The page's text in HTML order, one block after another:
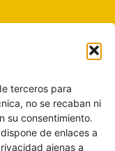
terceros para
no se recaban ni
su consentimiento.
de enlaces a
ajenas a